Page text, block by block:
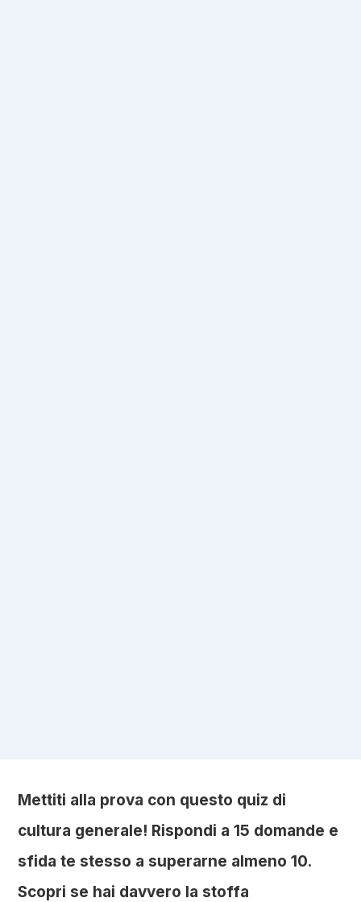
Mettiti alla prova con questo quiz di
cultura generale! Rispondi a 15 domande e
sfida te stesso a superarne almeno 10.
Scopri se hai davvero la stoffa